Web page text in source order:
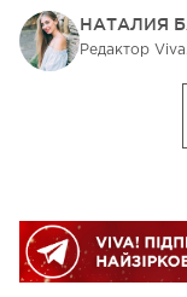
НАТАЛИЯ
Редактор